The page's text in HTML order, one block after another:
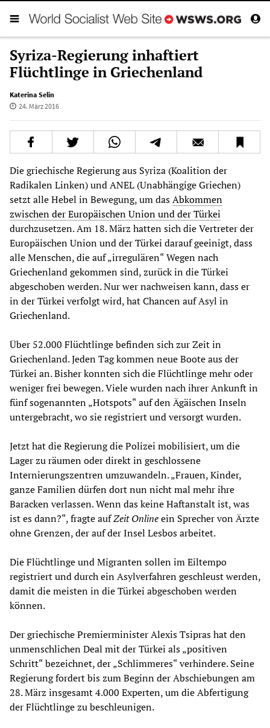
Syriza-Regierung inhaftiert
Flüchtlinge in Griechenland
Katerina Selin
24. März 2016
Die griechische Regierung aus Syriza (Koalition der
Radikalen Linken) und ANEL (Unabhängige Griechen)
setzt alle Hebel in Bewegung, um dasAbkommen
zwischen der Europäischen Union und der Türkei
durchzusetzen. Am 18. März hatten sich die Vertreter der
Europäischen Union und der Türkei darauf geeinigt, dass
alle Menschen, die auf „irregulären“ Wegen nach
Griechenland gekommen sind, zurück in die Türkei
abgeschoben werden. Nur wer nachweisen kann, dass er
in der Türkei verfolgt wird, hat Chancen auf Asyl in
Griechenland.
Über 52.000 Flüchtlinge befinden sich zur Zeit in
Griechenland. Jeden Tag kommen neue Boote aus der
Türkei an. Bisher konnten sich die Flüchtlinge mehr oder
weniger frei bewegen. Viele wurden nach ihrer Ankunft in
fünf sogenannten „Hotspots“ auf den Ägäischen Inseln
untergebracht, wo sie registriert und versorgt wurden.
Jetzt hat die Regierung die Polizei mobilisiert, um die
Lager zu räumen oder direkt in geschlossene
Internierungszentren umzuwandeln. „Frauen, Kinder,
ganze Familien dürfen dort nun nicht mal mehr ihre
Baracken verlassen. Wenn das keine Haftanstalt ist, was
ist es dann?“, fragte aufZeit Onlineein Sprecher von Ärzte
ohne Grenzen, der auf der Insel Lesbos arbeitet.
Die Flüchtlinge und Migranten sollen im Eiltempo
registriert und durch ein Asylverfahren geschleust werden,
damit die meisten in die Türkei abgeschoben werden
können.
Der griechische Premierminister Alexis Tsipras hat den
unmenschlichen Deal mit der Türkei als „positiven
Schritt“ bezeichnet, der „Schlimmeres“ verhindere. Seine
Regierung fordert bis zum Beginn der Abschiebungen am
28. März insgesamt 4.000 Experten, um die Abfertigung
der Flüchtlinge zu beschleunigen.